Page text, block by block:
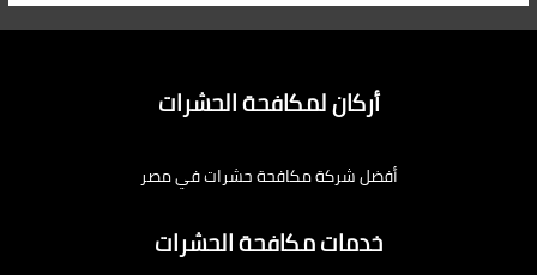
أركان لمكافحة الحشرات
أفضل شركة مكافحة حشرات في مصر
خدمات مكافحة الحشرات